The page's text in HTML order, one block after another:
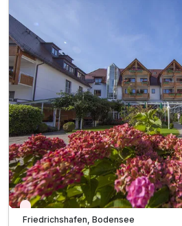
Ausgezeichneter Wellnessbereich
Indoor-Pool mit Ruhe-Wintergarten
Freibad mit Liegewiese (Mai-Sept.)
Saunalandschaft (textilfrei) mit
verschiedenen Saunen,
und Ruhe-Insel
Saunalandschaft (mit Textil) mit
Dampfbad, Salzgrotte, Ruhe-Raum
Wieder frei ab Oktober
Friedrichshafen, Bodensee